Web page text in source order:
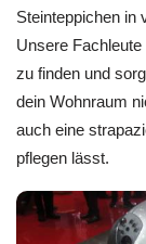
Steinteppichen in
Unsere
zu finden und
dein Wohnraum
auch eine
pflegen lässt.